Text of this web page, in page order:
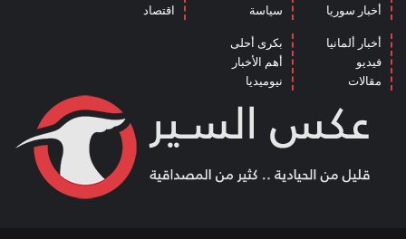
أخبار سوريا
سياسة
اقتصاد
أخبار ألمانيا
فيديو
مقالات
بكرى أحلى
أهم الأخبار
نيوميديا